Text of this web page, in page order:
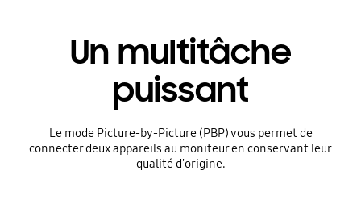
Un multitâche
puissant
Le mode Picture-by-Picture (PBP) vous permet de
connecter deux appareils au moniteur en conservant leur
qualité d'origine.